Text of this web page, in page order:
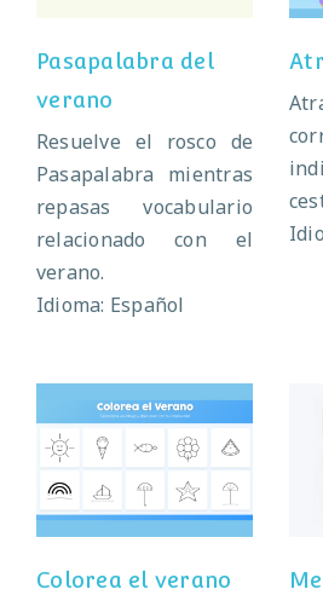
Pasapalabra del
verano
Resuelve el rosco de
Pasapalabra mientras
repasas vocabulario
relacionado con el
verano.
Idioma: Español
Colorea el
verano
Colorea el verano